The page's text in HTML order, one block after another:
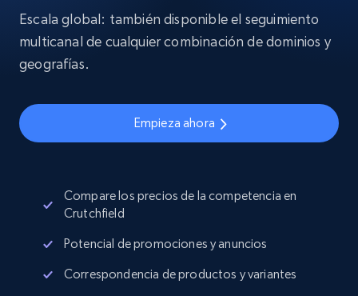
Escala global: también disponible el seguimiento
multicanal de cualquier combinación de dominios y
geografías.
Empieza ahora
Compare los precios de la competencia en
Crutchfield
Potencial de promociones y anuncios
Correspondencia de productos y variantes